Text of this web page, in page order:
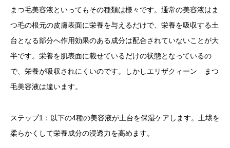
まつ毛美容液といってもその種類は様々です。通常の美容液はま
つ毛の根元の皮膚表面に栄養を与えるだけで、栄養を吸収する土
台となる部分へ作用効果のある成分は配合されていないことが大
半です。栄養を肌表面に載せているだけの状態となっているの
で、栄養が吸収されにくいのです。しかしエリザクィーン まつ
毛美容液は違います。
ステップ1：以下の4種の美容液が土台を保湿ケアします。土壌を
柔らかくして栄養成分の浸透力を高めます。